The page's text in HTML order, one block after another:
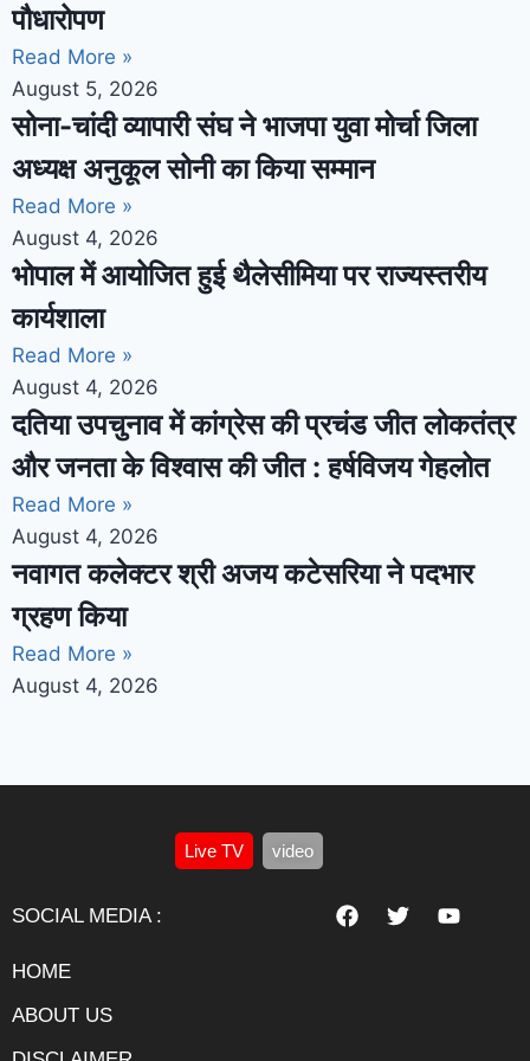
पौधारोपण
Read More »
August 5, 2026
सोना-चांदी व्यापारी संघ ने भाजपा युवा मोर्चा जिला
अध्यक्ष अनुकूल सोनी का किया सम्मान
Read More »
August 4, 2026
भोपाल में आयोजित हुई थैलेसीमिया पर राज्यस्तरीय
कार्यशाला
Read More »
August 4, 2026
दतिया उपचुनाव में कांग्रेस की प्रचंड जीत लोकतंत्र
और जनता के विश्वास की जीत : हर्षविजय गेहलोत
Read More »
August 4, 2026
नवागत कलेक्टर श्री अजय कटेसरिया ने पदभार
ग्रहण किया
Read More »
August 4, 2026
Live TV video
SOCIAL MEDIA :
HOME
ABOUT US